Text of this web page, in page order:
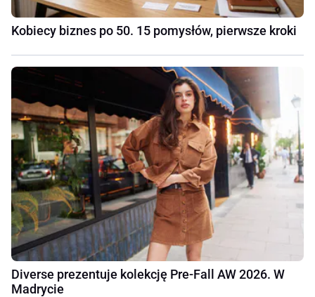
Kobiecy biznes po 50. 15 pomysłów, pierwsze kroki
Diverse prezentuje kolekcję Pre-Fall AW 2026. W
Madrycie